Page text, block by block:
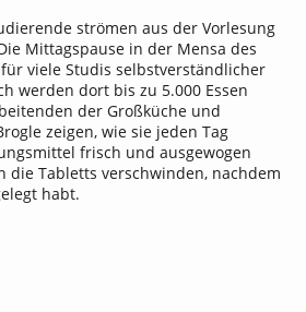
strömen aus der Vorlesung
Mittagspause in der Mensa des
viele Studis selbstverständlicher
werden dort bis zu 5.000 Essen
der Großküche und
zeigen, wie sie jeden Tag
frisch und ausgewogen
die Tabletts verschwinden, nachdem
habt.